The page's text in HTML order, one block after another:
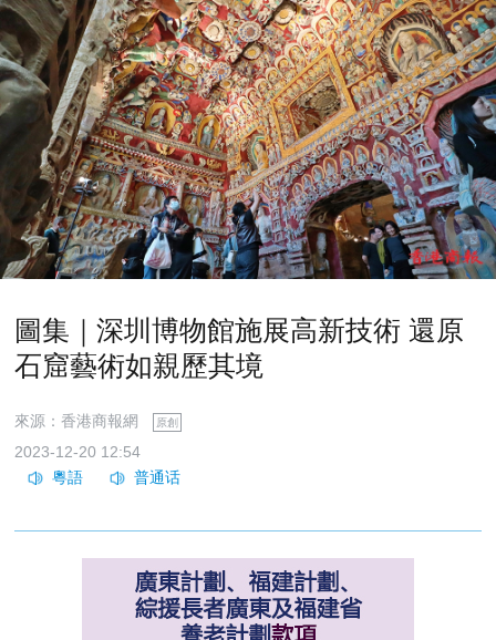
圖集｜深圳博物館施展高新技術 還原
石窟藝術如親歷其境
來源：香港商報網 原創
2023-12-20 12:54